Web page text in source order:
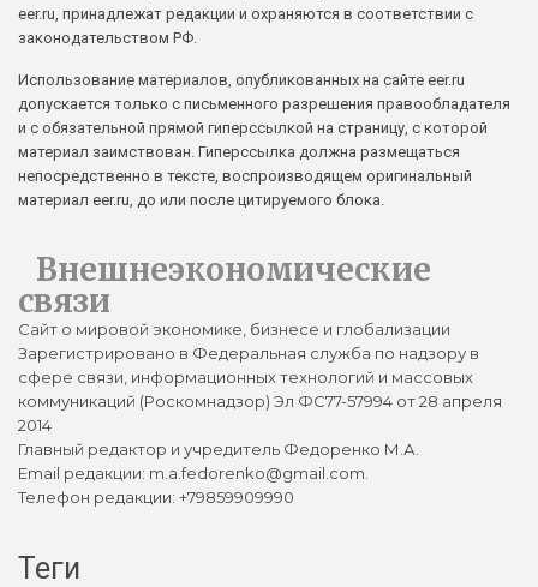
eer.ru, принадлежат редакции и охраняются в соответствии с
законодательством РФ.
Использование материалов, опубликованных на сайте eer.ru
допускается только с письменного разрешения правообладателя
и с обязательной прямой гиперссылкой на страницу, с которой
материал заимствован. Гиперссылка должна размещаться
непосредственно в тексте, воспроизводящем оригинальный
материал eer.ru, до или после цитируемого блока.
Внешнеэкономические
связи
Сайт о мировой экономике, бизнесе и глобализации
Зарегистрировано в Федеральная служба по надзору в
сфере связи, информационных технологий и массовых
коммуникаций (Роскомнадзор) Эл ФС77-57994 от 28 апреля
2014
Главный редактор и учредитель Федоренко М.А.
Email редакции: m.a.fedorenko@gmail.com.
Телефон редакции: +79859909990
Теги